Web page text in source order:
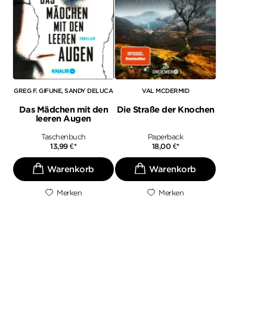
GREG F. GIFUNE SANDY DELUCA
Das Mädchen mit den
leeren Augen
Taschenbuch
13,99€*
Merken
VAL MCDERMID
Die Straße der Knochen
Paperback
18,00 €*
Merken